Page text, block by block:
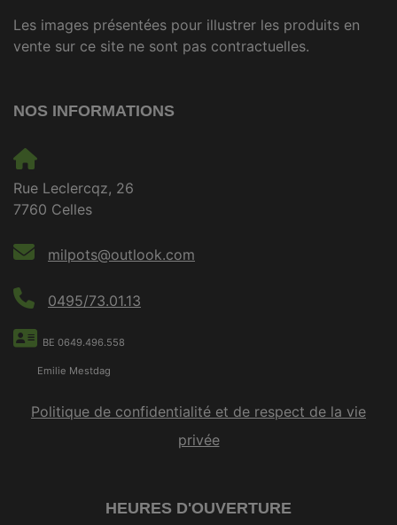
Les images présentées pour illustrer les produits en
vente sur ce site ne sont pas contractuelles.
NOS INFORMATIONS
Rue Leclercqz, 26
7760 Celles
milpots@outlook.com
0495/73.01.13
BE 0649.496.558
Emilie Mestdag
Politique de confidentialité et de respect de la vie
privée
HEURES D'OUVERTURE